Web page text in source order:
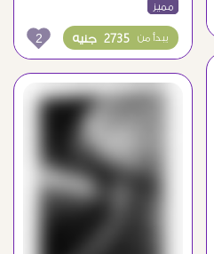
فنية متنوعة
مميز
2735 جنيه يبدأ من 2